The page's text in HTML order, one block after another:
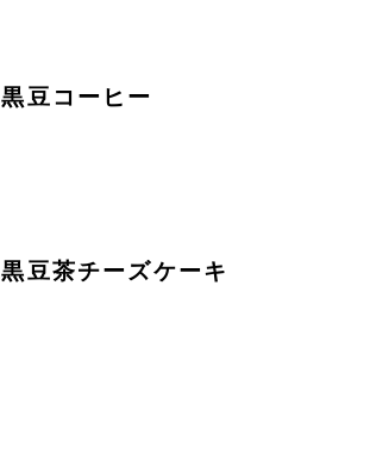
黒豆コーヒー
黒豆茶チーズケーキ